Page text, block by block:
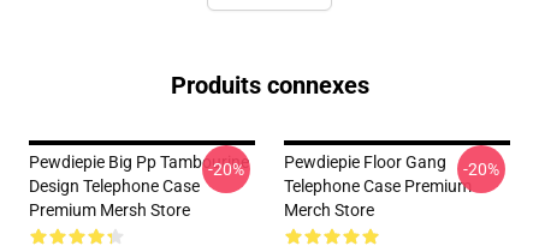
Produits connexes
Pewdiepie Big Pp Tambourine
Design Telephone Case
Premium Mersh Store
-20%
Pewdiepie Floor Gang
Telephone Case Premium
Merch Store
-20%